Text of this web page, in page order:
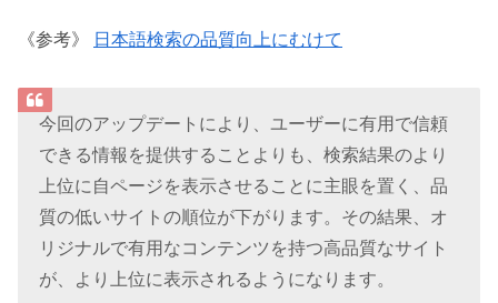
《参考》 日本語検索の品質向上にむけて
今回のアップデートにより、ユーザーに有用で信頼
できる情報を提供することよりも、検索結果のより
上位に自ページを表示させることに主眼を置く、品
質の低いサイトの順位が下がります。その結果、オ
リジナルで有用なコンテンツを持つ高品質なサイト
が、より上位に表示されるようになります。